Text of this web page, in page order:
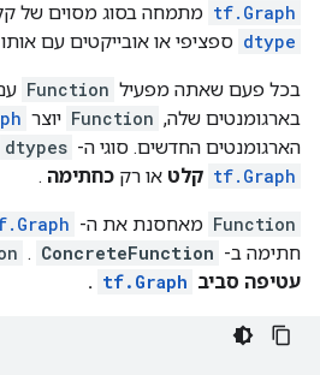
tf.Graph מתמחה בסוג מסוים של
dtype ספציפי או אובייקטים עם אותו
בכל פעם שאתה מפעיל Function
בארגומנטים שלה, Function יוצר
הארגומנטים החדשים. סוגי ה- dtypes
tf.Graph קלט או רק כחתימה .
Function מאחסנת את ה-
חתימה ב-
. ConcreteFunction
עטיפה סביב tf.Graph
.